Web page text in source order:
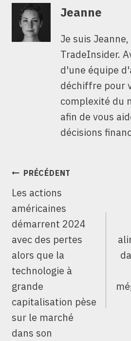
Jeanne
Je suis
TradeInsider.
d'une équipe
déchiffre pour
complexité du
afin de vous
décisions
NAVIGATION
L’ARTICLE
PRÉCÉDENT
Les actions
américaines
démarrent 2024
avec des pertes
alors que la
technologie à
grande
capitalisation pèse
sur le marché
dans son